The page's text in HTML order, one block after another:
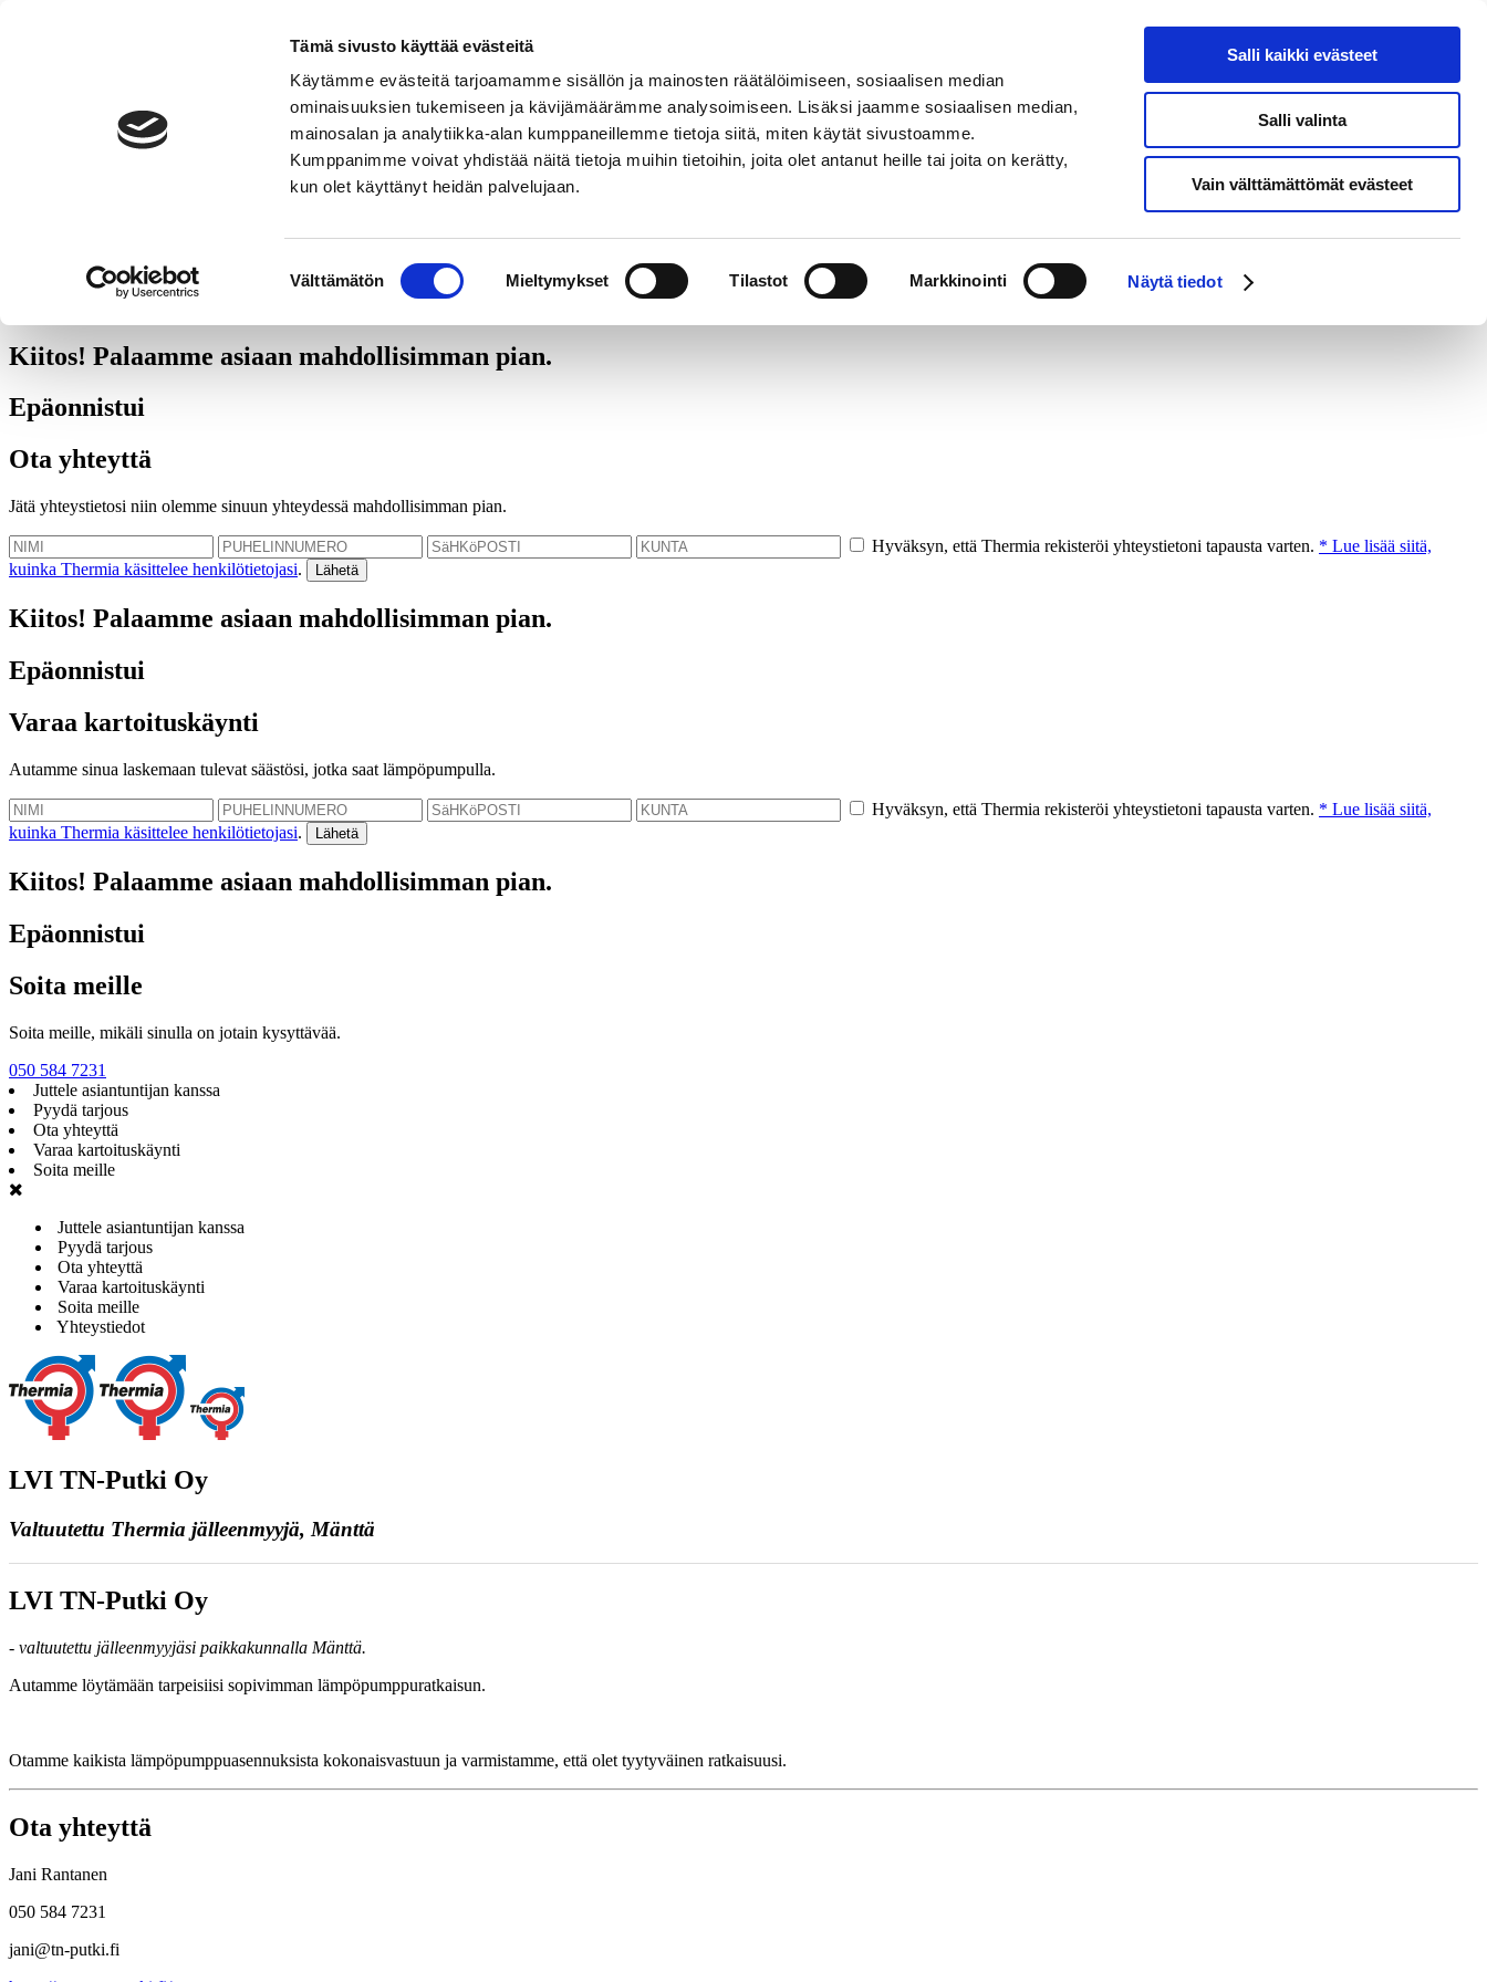
Tämä sivusto käyttää evästeitä
Käytämme evästeitä tarjoamamme sisällön ja mainosten räätälöimiseen, sosiaalisen median
ominaisuuksien tukemiseen ja kävijämäärämme analysoimiseen. Lisäksi jaamme sosiaalisen median,
mainosalan ja analytiikka-alan kumppaneillemme tietoja siitä, miten käytät sivustoamme.
Kumppanimme voivat yhdistää näitä tietoja muihin tietoihin, joita olet antanut heille tai joita on kerätty,
kun olet käyttänyt heidän palvelujaan.
Välttämätön Mieltymykset Tilastot Markkinointi Näytä tiedot
Salli kaikki evästeet
Salli valinta
Vain välttämättömät evästeet
Neuvomme mielellämme - täysin maksutta.
Otamme aina kokonaisvastuun asennuksesta. Autamme sinua myös laskemaan tulevat säästösi ja kotitalousvähennyksen.
Hyväksyn, että Thermia rekisteröi yhteystietoni tapausta varten.
Kiitos! Palaamme asiaan mahdollisimman pian.
Epäonnistui
Ota yhteyttä
Jätä yhteystietosi niin olemme sinuun yhteydessä mahdollisimman pian.
Hyväksyn, että Thermia rekisteröi yhteystietoni tapausta varten. * Lue lisää siitä,
kuinka Thermia käsittelee henkilötietojasi.
Kiitos! Palaamme asiaan mahdollisimman pian.
Epäonnistui
Varaa kartoituskäynti
Autamme sinua laskemaan tulevat säästösi, jotka saat lämpöpumpulla.
Hyväksyn, että Thermia rekisteröi yhteystietoni tapausta varten. * Lue lisää siitä,
kuinka Thermia käsittelee henkilötietojasi.
Kiitos! Palaamme asiaan mahdollisimman pian.
Epäonnistui
Soita meille
Soita meille, mikäli sinulla on jotain kysyttävää.
050 584 7231
Juttele asiantuntijan kanssa
Pyydä tarjous
Ota yhteyttä
Varaa kartoituskäynti
Soita meille
Juttele asiantuntijan kanssa
Pyydä tarjous
Ota yhteyttä
Varaa kartoituskäynti
Soita meille
Yhteystiedot
LVI TN-Putki Oy
Valtuutettu Thermia jälleenmyyjä, Mänttä
LVI TN-Putki Oy
- valtuutettu jälleenmyyjäsi paikkakunnalla Mänttä.
Autamme löytämään tarpeisiisi sopivimman lämpöpumppuratkaisun.
Otamme kaikista lämpöpumppuasennuksista kokonaisvastuun ja varmistamme, että olet tyytyväinen ratkaisuusi.
Ota yhteyttä
Jani Rantanen
050 584 7231
jani@tn-putki.fi